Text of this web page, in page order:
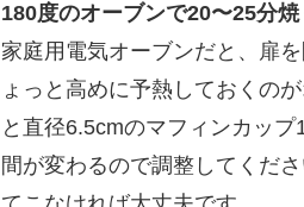
180度のオーブンで20〜25分焼
家庭用電気オーブンだと、扉
ょっと高めに予熱しておくの
と直径6.5cmのマフィンカッ
間が変わるので調整してくだ